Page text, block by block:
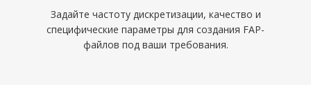
Задайте частоту дискретизации, качество и
специфические параметры для создания FAP-
файлов под ваши требования.